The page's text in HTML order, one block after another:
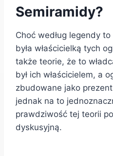
Semiramidy?
Choć według legendy
była właścicielką tych
także teorie, że to
był ich właścicielem, a
zbudowane jako
jednak na to
prawdziwość tej teorii
dyskusyjną.